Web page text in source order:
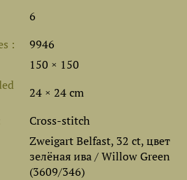
6
9946
150 × 150
24 × 24 cm
Cross-stitch
Zweigart Belfast, 32 ct, цвет
зелёная ива / Willow Green
(3609/346)